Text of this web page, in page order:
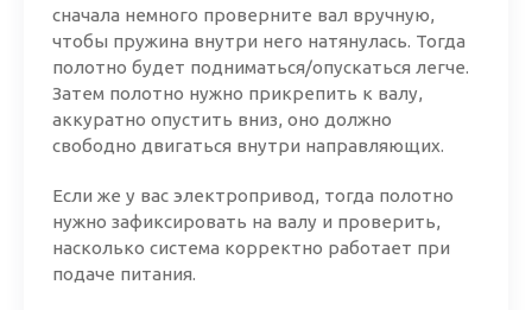
сначала немного проверните вал вручную,
чтобы пружина внутри него натянулась. Тогда
полотно будет подниматься/опускаться легче.
Затем полотно нужно прикрепить к валу,
аккуратно опустить вниз, оно должно
свободно двигаться внутри направляющих.
Если же у вас электропривод, тогда полотно
нужно зафиксировать на валу и проверить,
насколько система корректно работает при
подаче питания.